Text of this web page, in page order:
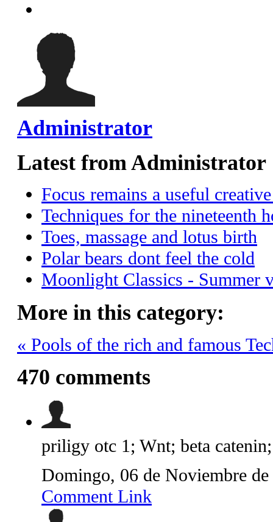
Administrator
Latest from Administrator
Focus remains a useful
Techniques for the nineteenth
Toes, massage and lotus birth
Polar bears dont feel the cold
Moonlight Classics - Summer
More in this category:
« Pools of the rich and famous
470 comments
priligy otc 1; Wnt; beta
Domingo, 06 de Noviembre
Comment Link